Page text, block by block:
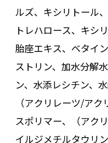
ルズ、キシリトール
トレハロース、キシ
胎座エキス、ベタイ
ストリン、加水分解
ン、水添レシチン、
（アクリレーツ/ア
スポリマー、（アク
イルジメチルタウリ